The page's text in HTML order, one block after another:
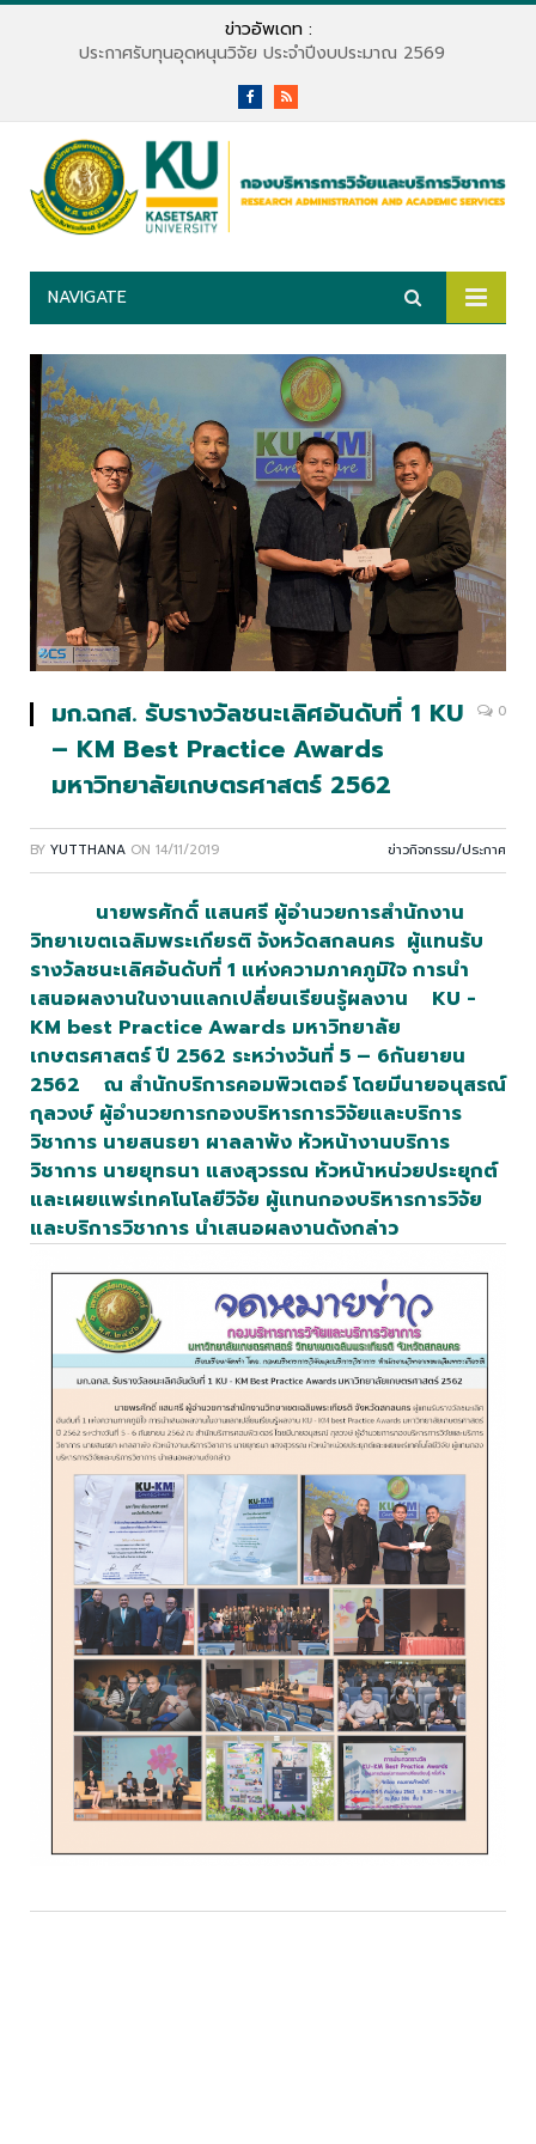
ข่าวอัพเดท :
ประกาศรับทุนอุดหนุนวิจัย ประจำปีงบประมาณ 2569
FacebookRSS
NAVIGATE
มก.ฉกส. รับรางวัลชนะเลิศอันดับที่ 1 KU
– KM Best Practice Awards
มหาวิทยาลัยเกษตรศาสตร์ 2562
0
BY YUTTHANA ON 14/11/2019 ข่าวกิจกรรม/ประกาศ
นายพรศักดิ์ แสนศรี ผู้อำนวยการสำนักงาน
วิทยาเขตเฉลิมพระเกียรติ จังหวัดสกลนคร ผู้แทนรับ
รางวัลชนะเลิศอันดับที่ 1 แห่งความภาคภูมิใจ การนำ
เสนอผลงานในงานแลกเปลี่ยนเรียนรู้ผลงาน KU -​
KM best Practice Awards มหาวิทยาลัย
เกษตรศาสตร์ ปี 2562 ระหว่างวันที่ 5 – 6กันยายน
2562 ณ สำนักบริการคอมพิวเตอร์ โดยมีนายอนุสรณ์
กุลวงษ์ ผู้อำนวยการกองบริหารการวิจัยและบริการ
วิชาการ นายสนธยา ผาลลาพัง หัวหน้างานบริการ
วิชาการ นายยุทธนา แสงสุวรรณ หัวหน้าหน่วยประยุกต์
และเผยแพร่เทคโนโลยีวิจัย ผู้แทนกองบริหารการวิจัย
และบริการวิชาการ นำเสนอผลงานดังกล่าว